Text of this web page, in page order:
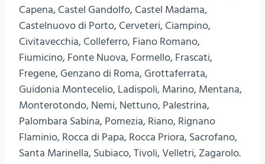
Capena, Castel Gandolfo, Castel Madama,
Castelnuovo di Porto, Cerveteri, Ciampino,
Civitavecchia, Colleferro, Fiano Romano,
Fiumicino, Fonte Nuova, Formello, Frascati,
Fregene, Genzano di Roma, Grottaferrata,
Guidonia Montecelio, Ladispoli, Marino, Mentana,
Monterotondo, Nemi, Nettuno, Palestrina,
Palombara Sabina, Pomezia, Riano, Rignano
Flaminio, Rocca di Papa, Rocca Priora, Sacrofano,
Santa Marinella, Subiaco, Tivoli, Velletri, Zagarolo.